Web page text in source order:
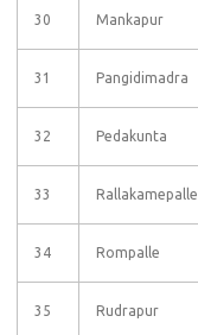
30 Mankapur
31 Pangidimadra
32 Pedakunta
33 Rallakamepalle
34 Rompalle
35 Rudrapur